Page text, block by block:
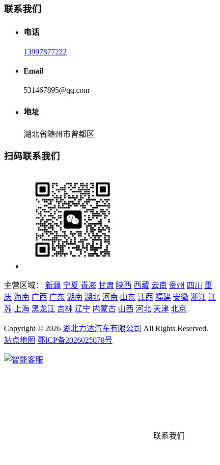
联系我们
电话
13997877222
Email
531467895@qq.com
地址
湖北省随州市曾都区
扫码联系我们
主营区域： 新疆 宁夏 青海 甘肃 陕西 西藏 云南 贵州 四川
重
庆 海南 广西 广东 湖南 湖北 河南 山东 江西 福建 安徽 浙江 江
苏
上海 黑龙江 吉林 辽宁 内蒙古 山西 河北 天津 北京
Copyright © 2026 湖北力达汽车有限公司 All Rights Reserved.
站点地图 鄂ICP备2026025078号
联系我们